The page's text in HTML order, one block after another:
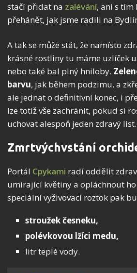
stačí přidat na zalévání, ani s tím
přehánět, jak jsme radili na
A tak se může stát, že namísto
krásné rostliny tu máme uzlíček
nebo také bal plný hniloby.
barvu, jak během podzimu, a
ale jednat o definitivní konec, i
lze totiž vše zachránit, pokud si
uchovat alespoň jeden zdravý list.
Zmrtvýchvstání
Portál Cpykami radí oddělit
umírající květiny a opláchnout
speciální vyživovací roztok pak
stroužek česneku,
polévkovou lžíci medu,
litr teplé vody.